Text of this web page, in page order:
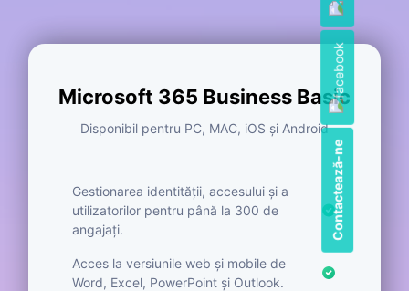
Microsoft 365 Business Basic
Disponibil pentru PC, MAC, iOS și Android
Gestionarea identității, accesului și a
utilizatorilor pentru până la 300 de
angajați.
Acces la versiunile web și mobile de
Word, Excel, PowerPoint și Outlook.
Contactează-ne